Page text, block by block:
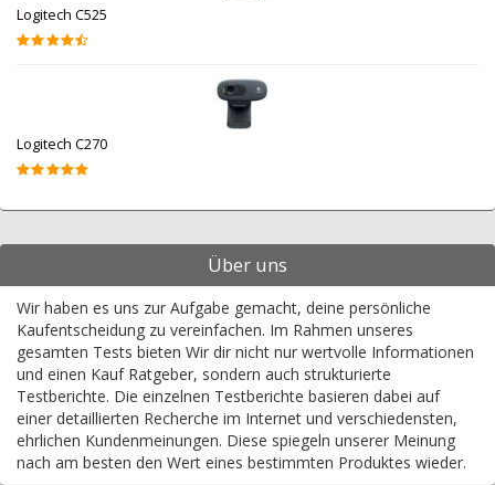
Logitech C525
Logitech C270
Über uns
Wir haben es uns zur Aufgabe gemacht, deine persönliche
Kaufentscheidung zu vereinfachen. Im Rahmen unseres
gesamten Tests bieten Wir dir nicht nur wertvolle Informationen
und einen Kauf Ratgeber, sondern auch strukturierte
Testberichte. Die einzelnen Testberichte basieren dabei auf
einer detaillierten Recherche im Internet und verschiedensten,
ehrlichen Kundenmeinungen. Diese spiegeln unserer Meinung
nach am besten den Wert eines bestimmten Produktes wieder.